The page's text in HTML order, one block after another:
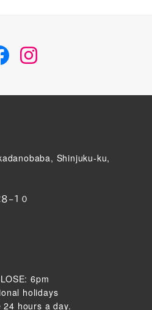
Facebook
Shinjuku-ku,
−１０
6pm
holidays
hours a day.